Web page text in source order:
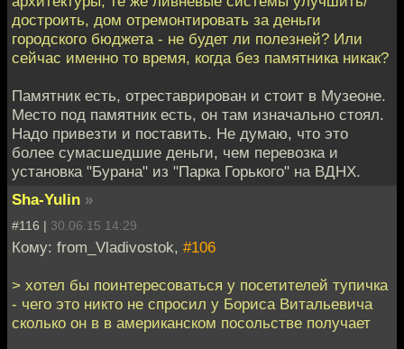
достроить, дом отремонтировать за деньги
городского бюджета - не будет ли полезней? Или
сейчас именно то время, когда без памятника никак?
Памятник есть, отреставрирован и стоит в Музеоне.
Место под памятник есть, он там изначально стоял.
Надо привезти и поставить. Не думаю, что это
более сумасшедшие деньги, чем перевозка и
установка "Бурана" из "Парка Горького" на ВДНХ.
Sha-Yulin »
#116 | 30.06.15 14:29
Кому: from_Vladivostok, #106
> хотел бы поинтересоваться у посетителей тупичка
- чего это никто не спросил у Бориса Витальевича
сколько он в в американском посольстве получает